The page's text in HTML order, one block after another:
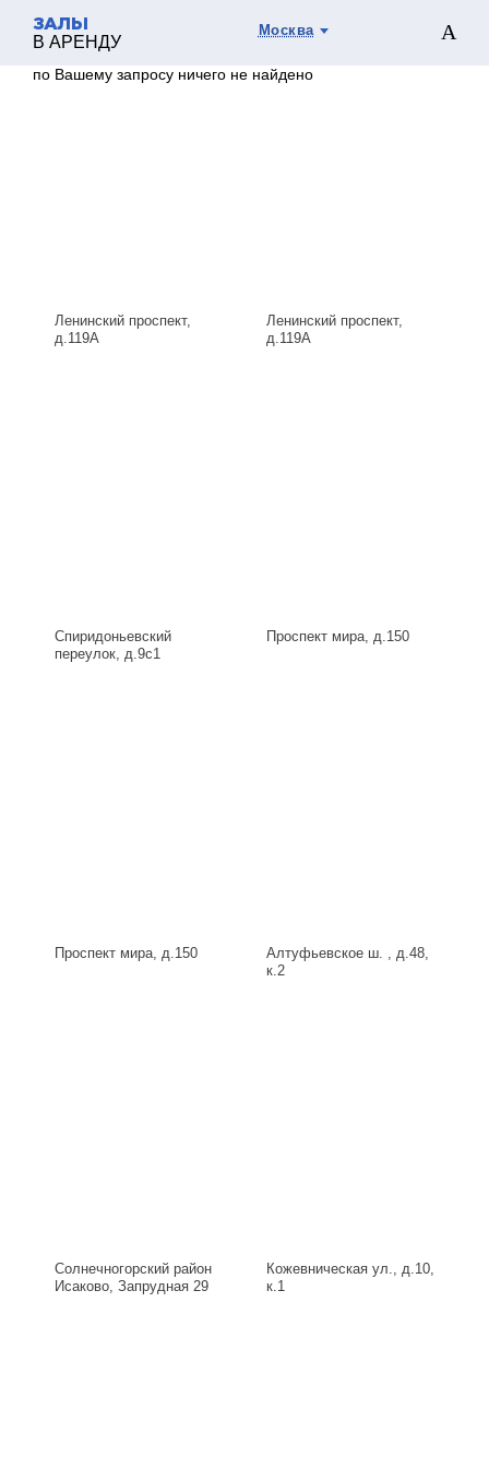
ЗАЛЫ
В АРЕНДУ
Москва
по Вашему запросу ничего не найдено
Ленинский проспект,
д.119А
Ленинский проспект,
д.119А
Спиридоньевский
переулок, д.9с1
Проспект мира, д.150
Проспект мира, д.150
Алтуфьевское ш. , д.48,
к.2
Солнечногорский район
Исаково, Запрудная 29
Кожевническая ул., д.10,
к.1